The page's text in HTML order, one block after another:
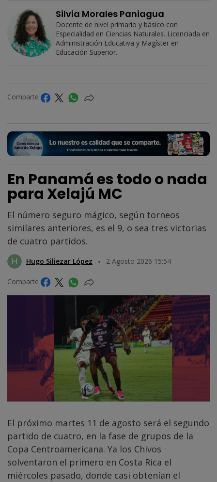
Silvia Morales Paniagua
Docente de nivel primario y básico con
Especialidad en Ciencias Naturales. Licenciada en
Administración Educativa y Magíster en
Educación Superior.
Comparte
En Panamá es todo o nada
para Xelajú MC
El número seguro mágico, según torneos
similares anteriores, es el 9, o sea tres victorias
de cuatro partidos.
Hugo Siliezar López 2 Agosto 2026 15:54
Comparte
El próximo martes 11 de agosto será el segundo
partido de cuatro, en la fase de grupos de la
Copa Centroamericana. Ya los Chivos
solventaron el primero en Costa Rica el
miércoles pasado, donde casi obtenían el